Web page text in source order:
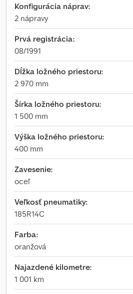
Konfigurácia náprav:
2 nápravy
Prvá registrácia:
08/1991
Dĺžka ložného priestoru:
2 970 mm
Šírka ložného priestoru:
1 500 mm
Výška ložného priestoru:
400 mm
Zavesenie:
oceľ
Veľkosť pneumatiky:
185R14C
Farba:
oranžová
Najazdené kilometre:
1 001 km